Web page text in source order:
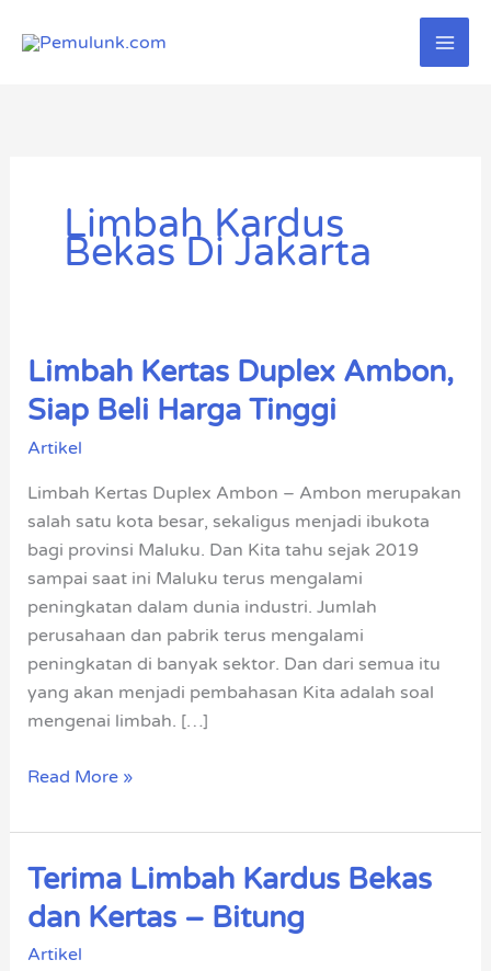
Limbah Kardus
Bekas Di Jakarta
Limbah Kertas Duplex Ambon,
Siap Beli Harga Tinggi
Artikel
Limbah Kertas Duplex Ambon – Ambon merupakan
salah satu kota besar, sekaligus menjadi ibukota
bagi provinsi Maluku. Dan Kita tahu sejak 2019
sampai saat ini Maluku terus mengalami
peningkatan dalam dunia industri. Jumlah
perusahaan dan pabrik terus mengalami
peningkatan di banyak sektor. Dan dari semua itu
yang akan menjadi pembahasan Kita adalah soal
mengenai limbah. […]
Limbah
Kertas
Duplex
Ambon,
Tinggi
Read More »
Terima Limbah Kardus Bekas
dan Kertas – Bitung
Artikel
Terima
Limbah
Kardus
Bekas